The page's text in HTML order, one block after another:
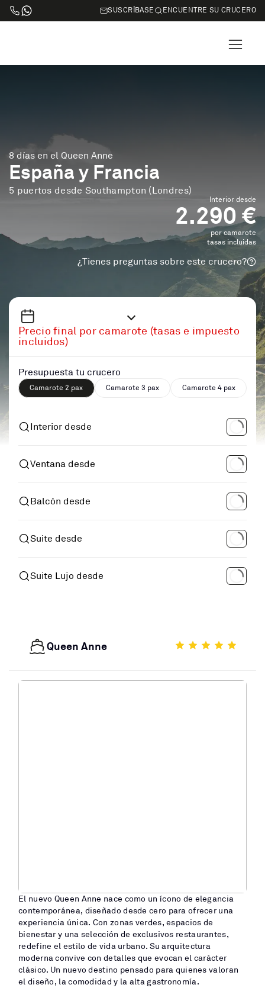
SUSCRÍBASE ENCUENTRE SU CRUCERO
8 días en el Queen Anne
España y Francia
5 puertos desde Southampton (Londres)
Interior desde
2.290 €
por camarote
tasas incluidas
¿Tienes preguntas sobre este crucero?
Precio final por camarote (tasas e impuesto
incluidos)
Presupuesta tu crucero
Camarote 2 pax Camarote 3 pax Camarote 4 pax
Interior desde
Ventana desde
Balcón desde
Suite desde
Suite Lujo desde
Queen Anne
El nuevo Queen Anne nace como un ícono de elegancia
contemporánea, diseñado desde cero para ofrecer una
experiencia única. Con zonas verdes, espacios de
bienestar y una selección de exclusivos restaurantes,
redefine el estilo de vida urbano. Su arquitectura
moderna convive con detalles que evocan el carácter
clásico. Un nuevo destino pensado para quienes valoran
el diseño, la comodidad y la alta gastronomía.